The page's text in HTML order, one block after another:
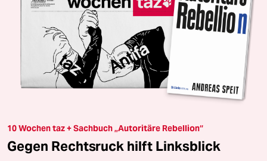
10 Wochen taz + Sachbuch „Autoritäre Rebellion“
Gegen Rechtsruck hilft Linksblick